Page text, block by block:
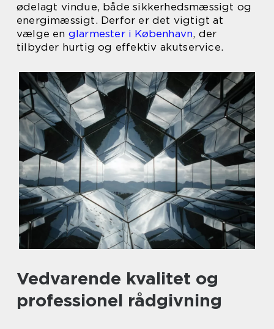
ødelagt vindue, både sikkerhedsmæssigt og
energimæssigt. Derfor er det vigtigt at
vælge en glarmester i København, der
tilbyder hurtig og effektiv akutservice.
Vedvarende kvalitet og
professionel rådgivning